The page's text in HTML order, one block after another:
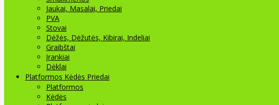
Jaukai, Masalai, Priedai
PVA
Stovai
Dėžės, Dėžutės, Kibirai, Indeliai
Graibštai
Įrankiai
Dėklai
Platformos Kėdės Priedai
Platformos
Kėdės